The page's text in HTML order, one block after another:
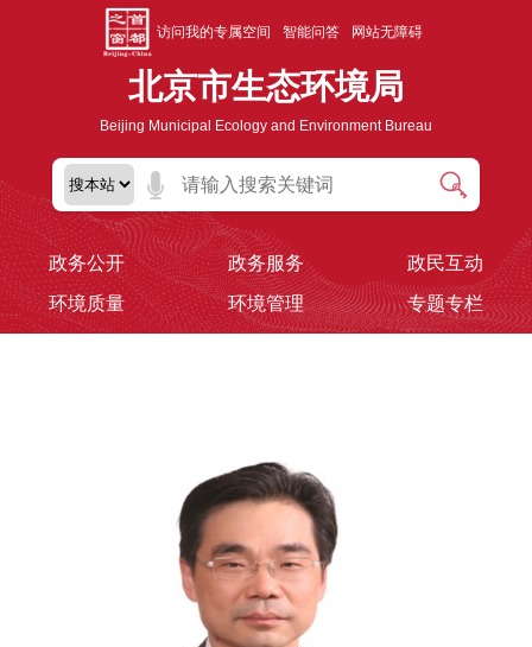
访问我的专属空间 智能问答 网站无障碍
北京市生态环境局
Beijing Municipal Ecology and Environment Bureau
政务公开 政务服务
政民互动
环境质量
环境管理 专题专栏